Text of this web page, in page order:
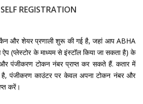
REGISTRATION
और शेयर प्रणाली शुरू की गई है, जहां आप ABHA
(प्लेस्टोर के माध्यम से इंस्टॉल किया जा सकता है) के
पंजीकरण टोकन नंबर प्राप्त कर सकते हैं. कतार में
पंजीकरण काउंटर पर केवल अपना टोकन नंबर और
करें।